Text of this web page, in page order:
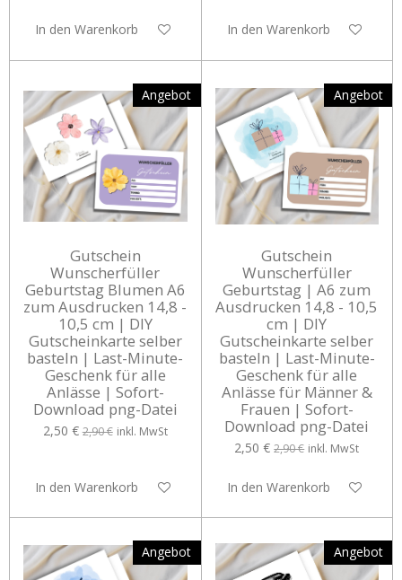
In den Warenkorb In den Warenkorb
Angebot
Gutschein
Wunscherfüller
Geburtstag Blumen A6
zum Ausdrucken 14,8 -
10,5 cm | DIY
Gutscheinkarte selber
basteln | Last-Minute-
Geschenk für alle
Anlässe | Sofort-
Download png-Datei
2,50 € 2,90 € inkl. MwSt
In den Warenkorb
Angebot
Gutschein
Wunscherfüller
Geburtstag | A6 zum
Ausdrucken 14,8 - 10,5
cm | DIY
Gutscheinkarte selber
basteln | Last-Minute-
Geschenk für alle
Anlässe für Männer &
Frauen | Sofort-
Download png-Datei
2,50 € 2,90 € inkl. MwSt
In den Warenkorb
Angebot Angebot